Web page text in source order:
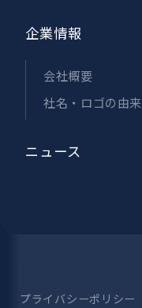
企業情報
会社概要
社名・ロゴの由来
ニュース
プライバシーポリシー